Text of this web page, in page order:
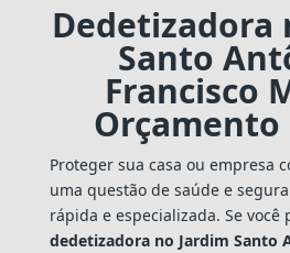
Dedetizadora
Santo
Francisco
Proteger sua casa ou empresa
uma questão de saúde e
rápida e especializada. Se você
dedetizadora no Jardim Santo